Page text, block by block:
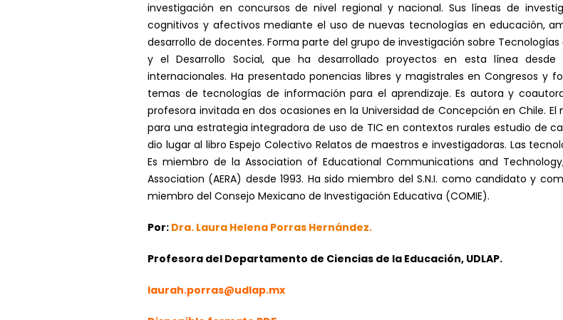
investigación en concursos de nivel regional y nacional. Sus líneas de
cognitivos y afectivos mediante el uso de nuevas tecnologías en educación,
desarrollo de docentes. Forma parte del grupo de investigación sobre
y el Desarrollo Social, que ha desarrollado proyectos en esta línea desde
internacionales. Ha presentado ponencias libres y magistrales en Congresos y
temas de tecnologías de información para el aprendizaje. Es autora y
profesora invitada en dos ocasiones en la Universidad de Concepción en Chile.
para una estrategia integradora de uso de TIC en contextos rurales estudio de
dio lugar al libro Espejo Colectivo Relatos de maestros e investigadoras. Las
Es miembro de la Association of Educational Communications and
Association (AERA) desde 1993. Ha sido miembro del S.N.I. como candidato y
miembro del Consejo Mexicano de Investigación Educativa (COMIE).
Por: Dra. Laura Helena Porras Hernández.
Profesora del Departamento de Ciencias de la Educación, UDLAP.
laurah.porras@udlap.mx